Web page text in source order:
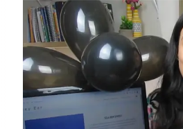
Friday
vem
ai
com
condição
especial
na
Plataforma